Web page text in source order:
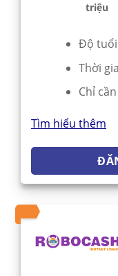
triệu
Độ tuổi
Thời
Chỉ
Tìm hiểu thêm